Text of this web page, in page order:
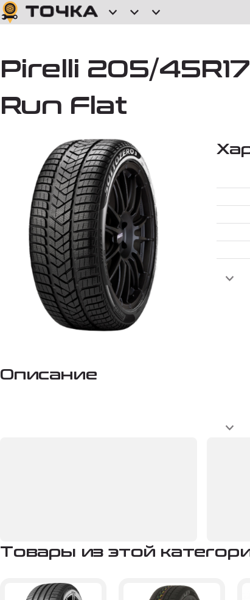
Pirelli 205/
Run Flat
Описание
Товары из этой